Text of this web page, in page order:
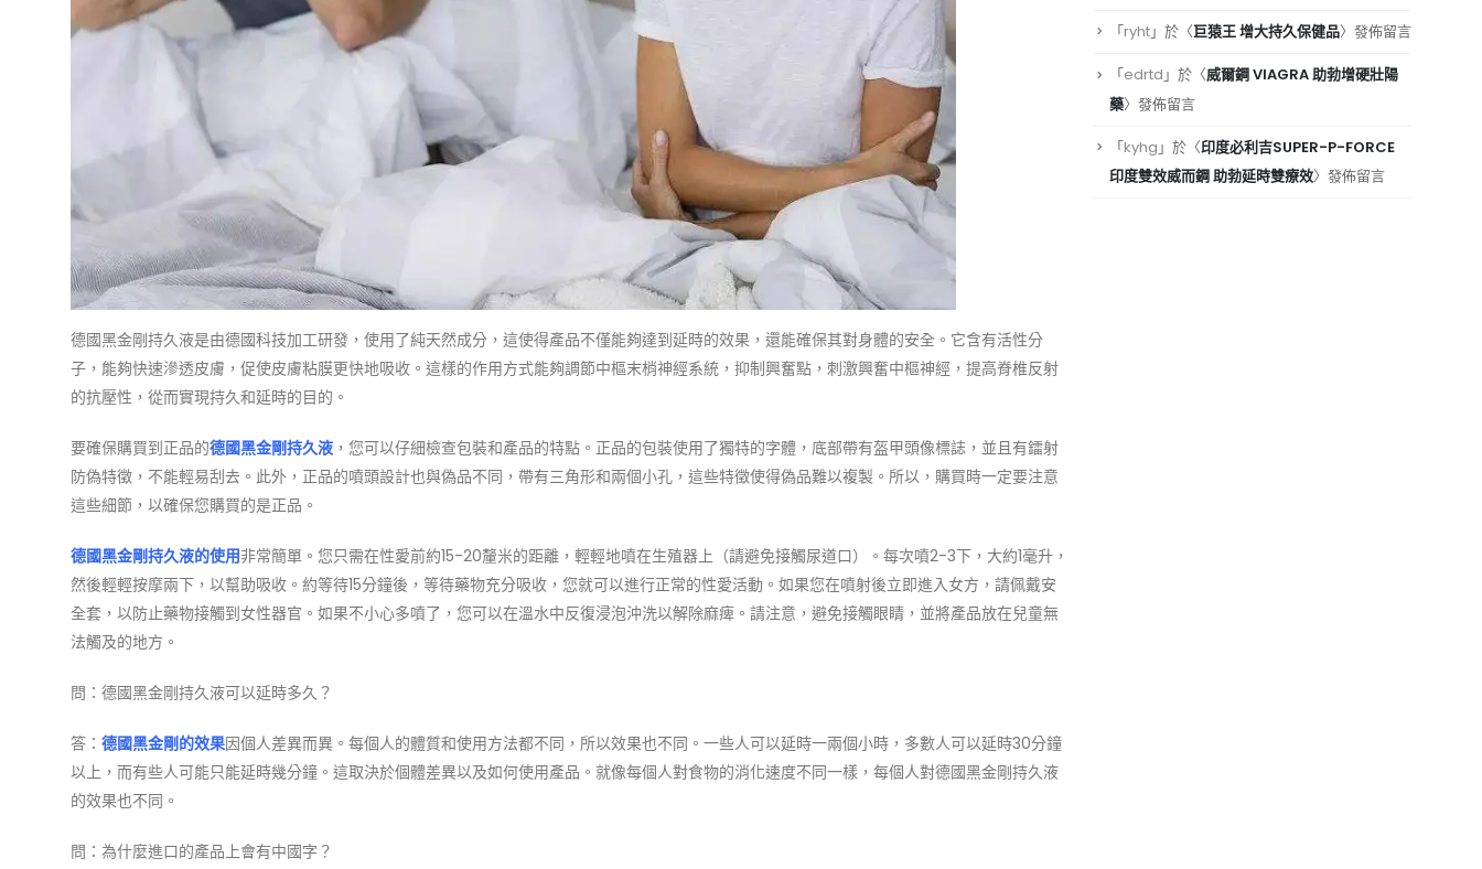
德國黑金剛持久液是由德國科技加工研發，使用了純天然成分，這使得產品不僅能夠達到延時的效果，還能確保其對身體的安全。它含有活性分
子，能夠快速滲透皮膚，促使皮膚粘膜更快地吸收。這樣的作用方式能夠調節中樞末梢神經系統，抑制興奮點，刺激興奮中樞神經，提高脊椎反射
的抗壓性，從而實現持久和延時的目的。
要確保購買到正品的德國黑金剛持久液 ，您可以仔細檢查包裝和產品的特點。正品的包裝使用了獨特的字體，底部帶有盔甲頭像標誌，並且有鐳射
防偽特徵，不能輕易刮去。此外，正品的噴頭設計也與偽品不同，帶有三角形和兩個小孔，這些特徵使得偽品難以複製。所以，購買時一定要注意
這些細節，以確保您購買的是正品。
德國黑金剛持久液的使用非常簡單。您只需在性愛前約15-20釐米的距離，輕輕地噴在生殖器上（請避免接觸尿道口）。每次噴2-3下，大約1毫升，
然後輕輕按摩兩下，以幫助吸收。約等待15分鐘後，等待藥物充分吸收，您就可以進行正常的性愛活動。如果您在噴射後立即進入女方，請佩戴安
全套，以防止藥物接觸到女性器官。如果不小心多噴了，您可以在溫水中反復浸泡沖洗以解除麻痺。請注意，避免接觸眼睛，並將產品放在兒童無
法觸及的地方。
問：德國黑金剛持久液可以延時多久？
答： 德國黑金剛的效果因個人差異而異。每個人的體質和使用方法都不同，所以效果也不同。一些人可以延時一兩個小時，多數人可以延時30分鐘
以上，而有些人可能只能延時幾分鐘。這取決於個體差異以及如何使用產品。就像每個人對食物的消化速度不同一樣，每個人對德國黑金剛持久液
的效果也不同。
問：為什麼進口的產品上會有中國字？
「ryht」於〈巨猿王 增大持久保健品〉發佈留言
「edrtd 」於〈威爾鋼 VIAGRA 助勃增硬壯陽
藥〉發佈留言
「kyhg 」於〈印度必利吉SUPER-P-FORCE
印度雙效威而鋼 助勃延時雙療效〉發佈留言